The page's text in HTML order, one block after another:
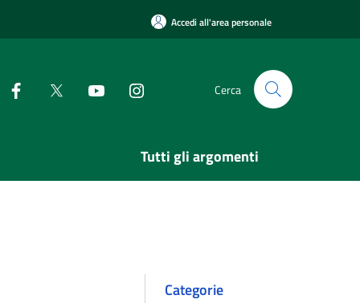
Accedi all'area personale
Cerca
Tutti gli argomenti
Categorie